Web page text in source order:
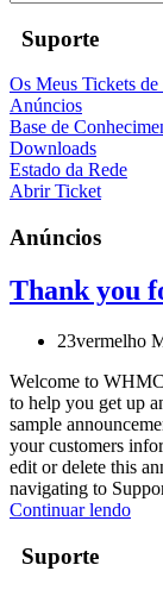
Suporte
Os Meus Tickets de
Anúncios
Base de
Downloads
Estado da Rede
Abrir Ticket
Anúncios
Thank you
23vermelho
Welcome to
to help you get up
sample
your customers
edit or delete this
navigating to
Continuar lendo
Suporte